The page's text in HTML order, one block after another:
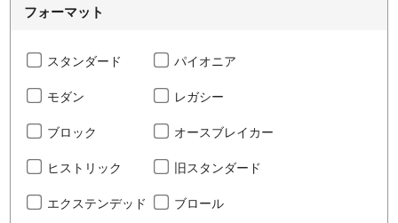
フォーマット
スタンダード パイオニア
モダン レガシー
ブロック オースブレイカー
ヒストリック 旧スタンダード
エクステンデッド ブロール